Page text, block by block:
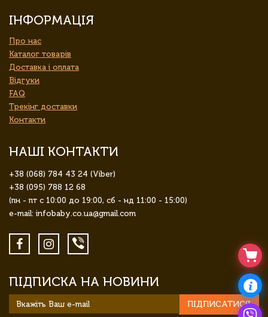
ІНФОРМАЦІЯ
Про нас
Каталог товарів
Доставка і оплата
Відгуки
FAQ
Трекінг доставки
Контакти
НАШІ КОНТАКТИ
+38 (068) 784 43 24 (Viber)
+38 (095) 788 12 68
(пн - пт с 10:00 до 19:00, сб - нд 11:00 - 15:00)
e-mail: infobaby.co.ua@gmail.com
ПІДПИСКА НА НОВИНИ
ПІДПИСАТИСЯ